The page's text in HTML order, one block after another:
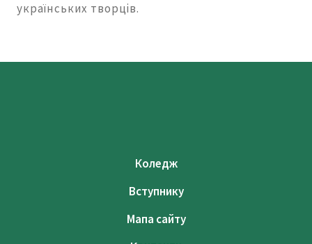
українських творців.
Коледж
Вступнику
Мапа сайту